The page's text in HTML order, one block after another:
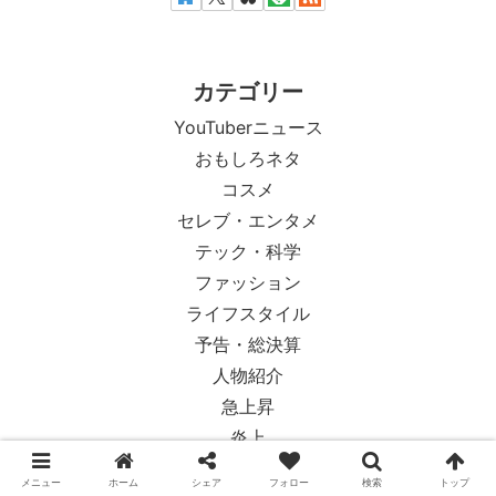
カテゴリー
YouTuberニュース
おもしろネタ
コスメ
セレブ・エンタメ
テック・科学
ファッション
ライフスタイル
予告・総決算
人物紹介
急上昇
炎上
社会・政治
メニュー ホーム シェア フォロー 検索 トップ